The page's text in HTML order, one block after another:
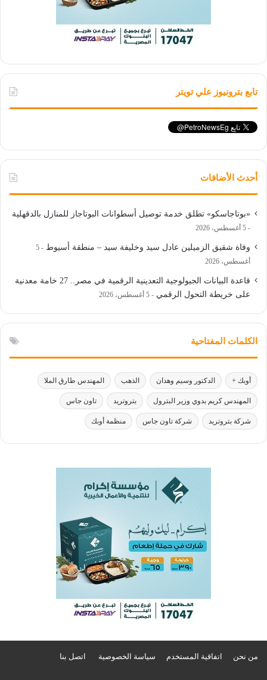
تابع بترونيوز علي تويتر
أحدث الأضافات
«بوتاجاسكو» تطلق خدمة توصيل أسطوانات البوتاجاز للمنازل بالدقهلية
5 أغسطس، 2026
وفاة شقيق الزميلين عادل سيد وخليفة سيد – منطقة أسيوط
5
أغسطس، 2026
قاعدة البيانات الجيولوجية التعدينية الرقمية في مصر.. 27 خامة معدنية
على خريطة التحول الرقمي
5 أغسطس، 2026
الكلمات المفتاحية
أوبك + الدكتور وسيم وهدان الذهب المهندس طارق الملا
المهندس كريم بدوي وزير البترول بتروتريد تاون جاس
شركة بتروتريد شركة تاون جاس منظمة أوبك
من نحن اتفاقية المستخدم سياسة الخصوصية اتصل بنا